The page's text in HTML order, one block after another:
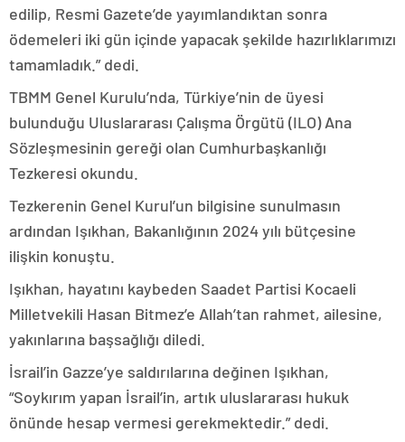
edilip, Resmi Gazete’de yayımlandıktan sonra
ödemeleri iki gün içinde yapacak şekilde hazırlıklarımızı
tamamladık.” dedi.
TBMM Genel Kurulu’nda, Türkiye’nin de üyesi
bulunduğu Uluslararası Çalışma Örgütü (ILO) Ana
Sözleşmesinin gereği olan Cumhurbaşkanlığı
Tezkeresi okundu.
Tezkerenin Genel Kurul’un bilgisine sunulmasın
ardından Işıkhan, Bakanlığının 2024 yılı bütçesine
ilişkin konuştu.
Işıkhan, hayatını kaybeden Saadet Partisi Kocaeli
Milletvekili Hasan Bitmez’e Allah’tan rahmet, ailesine,
yakınlarına başsağlığı diledi.
İsrail’in Gazze’ye saldırılarına değinen Işıkhan,
“Soykırım yapan İsrail’in, artık uluslararası hukuk
önünde hesap vermesi gerekmektedir.” dedi.